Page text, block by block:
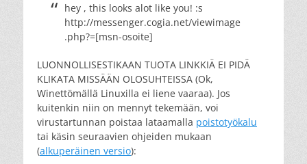
hey , this looks alot like you! :s
http://messenger.cogia.net/viewimage
.php?=[msn-osoite]
LUONNOLLISESTIKAAN TUOTA LINKKIÄ EI PIDÄ
KLIKATA MISSÄÄN OLOSUHTEISSA (Ok,
Winettömällä Linuxilla ei liene vaaraa). Jos
kuitenkin niin on mennyt tekemään, voi
virustartunnan poistaa lataamalla poistotyökalu
tai käsin seuraavien ohjeiden mukaan
(alkuperäinen versio):